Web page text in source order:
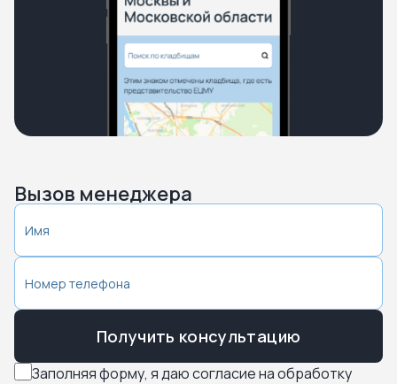
Вызов менеджера
Заполняя форму, я даю согласие на обработку
Получить консультацию